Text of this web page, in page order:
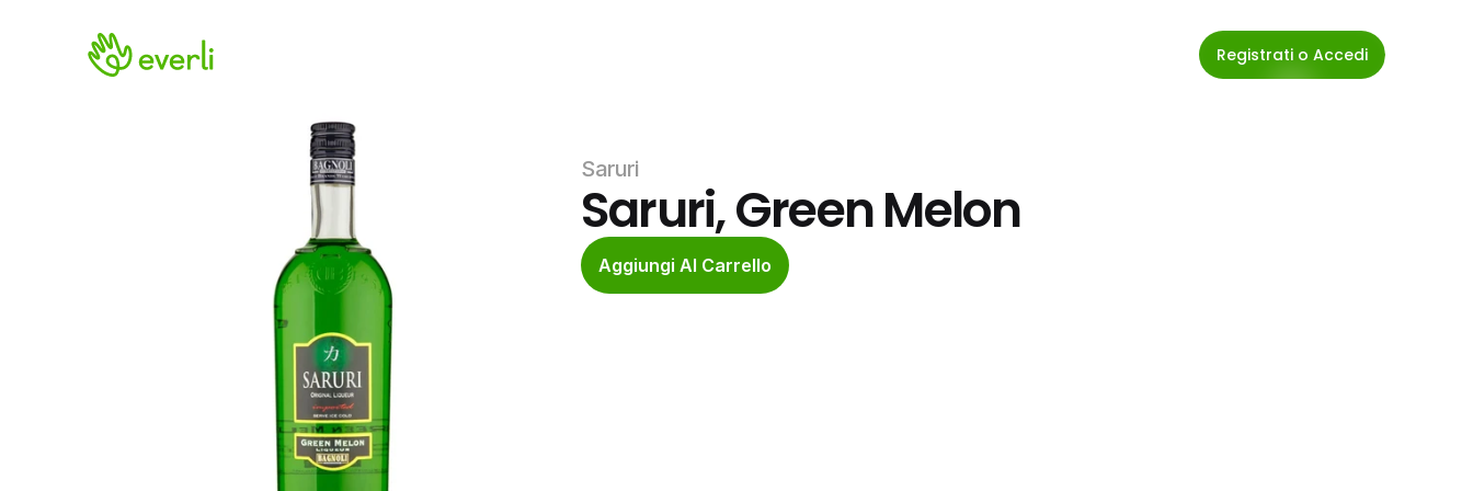
Registrati o Accedi
Saruri
Saruri, Green Melon
Aggiungi Al Carrello